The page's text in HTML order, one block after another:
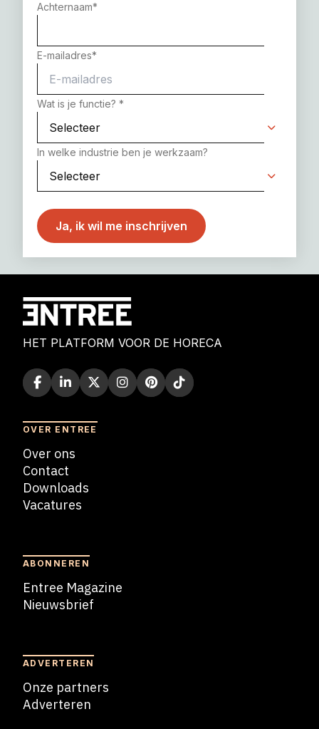
Achternaam*
E-mailadres*
Wat is je functie? *
In welke industrie ben je werkzaam?
HET PLATFORM VOOR DE HORECA
OVER ENTREE
Over ons
Contact
Downloads
Vacatures
ABONNEREN
Entree Magazine
Nieuwsbrief
ADVERTEREN
Onze partners
Adverteren